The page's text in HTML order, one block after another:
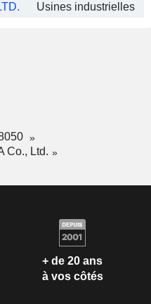
Usines industrielles
Co., Ltd.
+ de 20 ans
à vos côtés